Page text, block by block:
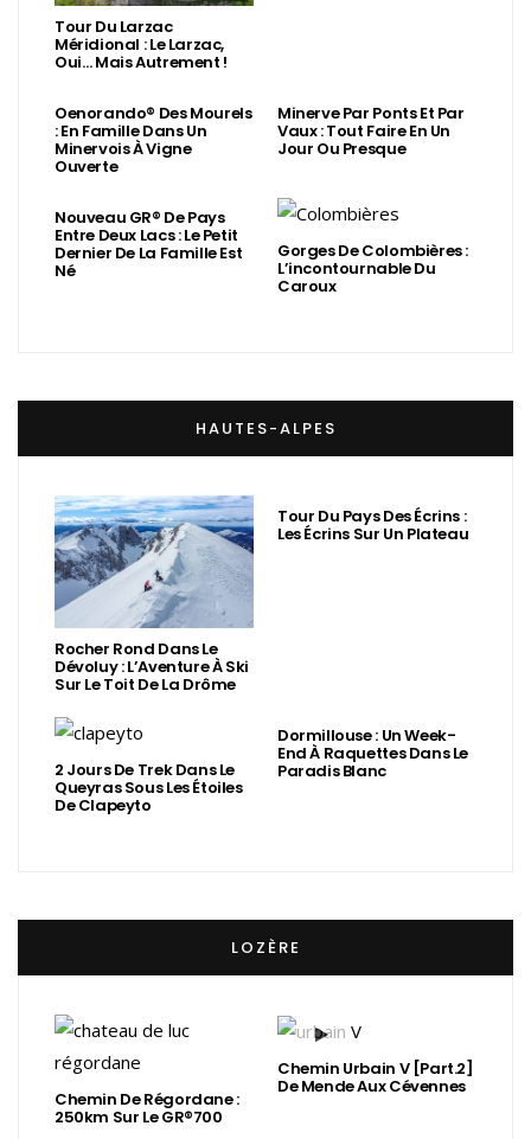
Tour Du Larzac
Méridional : Le Larzac,
Oui… Mais Autrement !
Oenorando® Des Mourels
: En Famille Dans Un
Minervois À Vigne
Ouverte
Minerve Par Ponts Et Par
Vaux : Tout Faire En Un
Jour Ou Presque
Nouveau GR® De Pays
Entre Deux Lacs : Le Petit
Dernier De La Famille Est
Né
Gorges De Colombières :
L’incontournable Du
Caroux
HAUTES-ALPES
Rocher Rond Dans Le
Dévoluy : L’Aventure À Ski
Sur Le Toit De La Drôme
Tour Du Pays Des Écrins :
Les Écrins Sur Un Plateau
2 Jours De Trek Dans Le
Queyras Sous Les Étoiles
De Clapeyto
Dormillouse : Un Week-
End À Raquettes Dans Le
Paradis Blanc
LOZÈRE
Chemin De Régordane :
250km Sur Le GR®700
Chemin Urbain V [Part.2]
De Mende Aux Cévennes